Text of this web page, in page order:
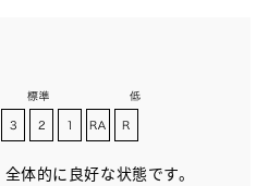
体的に良好な状態です。